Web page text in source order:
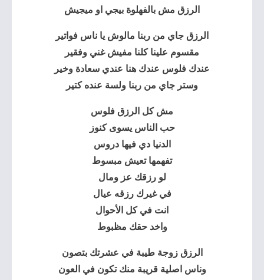
الرزق مش بالفهلوة بيجي او ميجيش
الرزق جاي من ربنا مالوش يا ناس فواتير
مقسوم علينا كلنا مفيش غني وفقير
عندك فلوس عندك هنا عندي سعادة وخير
وستر جاي من ربنا ولسة عنده كتير
مش كل الرزق فلوس
حب الناس يسوى كنوز
الدنيا دي فيها دروس
تفهمها تعيش مبسوط
لو رزقك عز ومال
في غيرك رزقه عيال
انت في كل الأحوال
واخد حقك مظبوط
الرزق زوجة طيبة في عشرتك بتصون
وناس اصلية قريبة منك تكون في العون